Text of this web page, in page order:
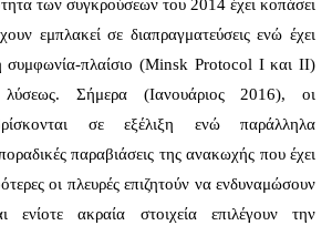
των συγκρούσεων του 2014 έχει κοπάσει
εμπλακεί σε διαπραγματεύσεις ενώ έχει
συμφωνία-πλαίσιο (Minsk Protocol Ι και ΙΙ)
Σήμερα (Ιανουάριος 2016), οι
βρίσκονται σε εξέλιξη ενώ παράλληλα
παραβιάσεις της ανακωχής που έχει
οι πλευρές επιζητούν να ενδυναμώσουν
ενίοτε ακραία στοιχεία επιλέγουν την